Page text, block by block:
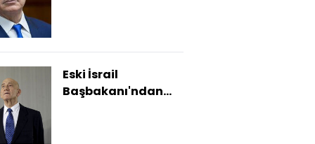
Eski İsrail
Başbakanı'ndan